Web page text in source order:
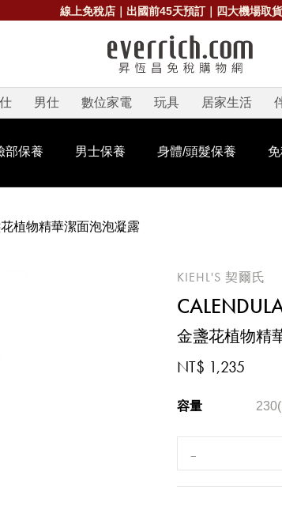
線上免稅店｜出國前45天預訂｜四大機場取貨
男仕 數位家電 玩具 居家生活
部保養 男士保養 身體/頭髮保養
植物精華潔面泡泡凝露
KIEHL'S 契爾氏
金盞花植物精
NT$ 1,235
容量